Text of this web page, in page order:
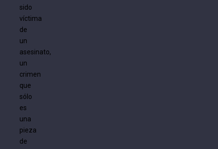
sido
víctima
de
un
asesinato,
un
crimen
que
sólo
es
una
pieza
de